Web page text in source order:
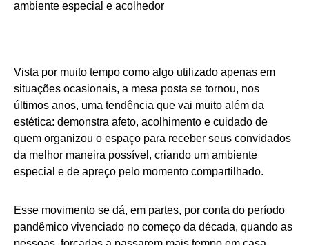
Vista por muito tempo como algo utilizado apenas em
situações ocasionais, a mesa posta se tornou, nos
últimos anos, uma tendência que vai muito além da
estética: demonstra afeto, acolhimento e cuidado de
quem organizou o espaço para receber seus convidados
da melhor maneira possível, criando um ambiente
especial e de apreço pelo momento compartilhado.
Esse movimento se dá, em partes, por conta do período
pandêmico vivenciado no começo da década, quando as